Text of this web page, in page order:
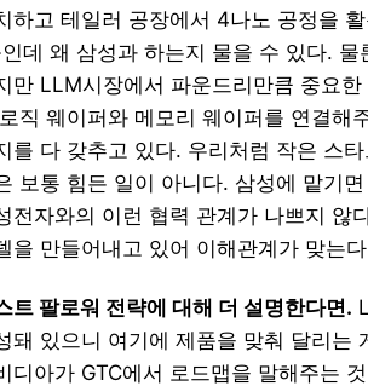
하고 테일러 공장에서 4나노 공정을
인데 왜 삼성과 하는지 물을 수 있다.
만 LLM시장에서 파운드리만큼 중요
직 웨이퍼와 메모리 웨이퍼를 연결해
를 다 갖추고 있다. 우리처럼 작은 스
보통 힘든 일이 아니다. 삼성에 맡기
전자와의 이런 협력 관계가 나쁘지 않
을 만들어내고 있어 이해관계가 맞는
트 팔로워 전략에 대해 더 설명한다면.
돼 있으니 여기에 제품을 맞춰 달리는
디아가 GTC에서 로드맵을 말해주는